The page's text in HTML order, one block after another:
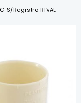
S/Registro RIVAL